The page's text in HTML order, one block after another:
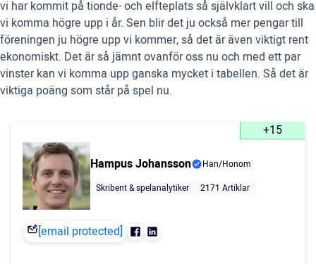
vi har kommit på tionde- och elfteplats så självklart vill och ska
vi komma högre upp i år. Sen blir det ju också mer pengar till
föreningen ju högre upp vi kommer, så det är även viktigt rent
ekonomiskt. Det är så jämnt ovanför oss nu och med ett par
vinster kan vi komma upp ganska mycket i tabellen. Så det är
viktiga poäng som står på spel nu.
+15
Hampus Johansson
Han/Honom
Skribent & spelanalytiker
2171 Artiklar
[email protected]